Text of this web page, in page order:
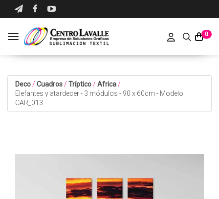
0
Toggle navigation
Deco / Cuadros / Tríptico / Africa /
Elefantes y atardecer - 3 módulos - 90 x 60cm - Modelo:
CAR_013